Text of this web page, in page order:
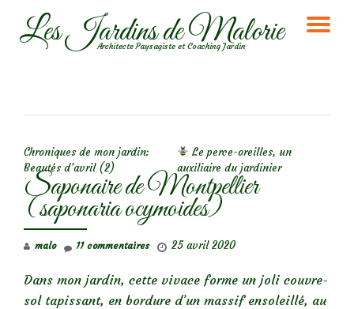
AllerLes Jardins de Malorie
Architecte Paysagiste et Coaching Jardin
Chroniques de mon jardin:
Beautés d’avril (2)
Le perce-oreilles, un
auxiliaire du jardinier
Saponaire de Montpellier
(saponaria ocymoides)
malo 25 avril 2020
11 commentaires
Dans mon jardin, cette vivace forme un joli couvre-
sol tapissant, en bordure d’un massif ensoleillé, au